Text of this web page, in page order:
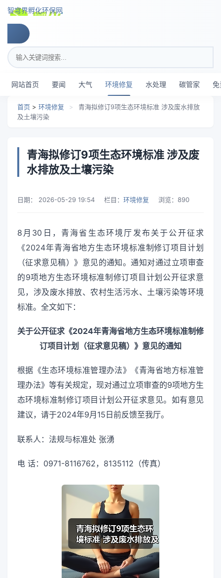
智穹界孵化环保网
搜索关键词
网站首页 要闻 大气 环境修复 水处理 碳管家 免
首页 > 环境修复 >
青海拟修订9项生态环境标准 涉及废水排放
及土壤污染
青海拟修订9项生态环境标准 涉及废
水排放及土壤污染
日期： 2026-05-29 19:54 栏目： 环境修复 浏览： 890
8月30日，青海省生态环境厅发布关于公开征求
《2024年青海省地方生态环境标准制修订项目计划
（征求意见稿）》意见的通知。通知对通过立项审查
的9项地方生态环境标准制修订项目计划公开征求意
见，涉及废水排放、农村生活污水、土壤污染等环境
标准。全文如下：
关于公开征求《2024年青海省地方生态环境标准制修
订项目计划（征求意见稿）》意见的通知
根据《生态环境标准管理办法》《青海省地方标准管
理办法》等有关规定，现对通过立项审查的9项地方生
态环境标准制修订项目计划公开征求意见。如有意见
建议，请于2024年9月15日前反馈至我厅。
联系人：法规与标准处 张湧
电 话：0971-8116762，8135112（传真）